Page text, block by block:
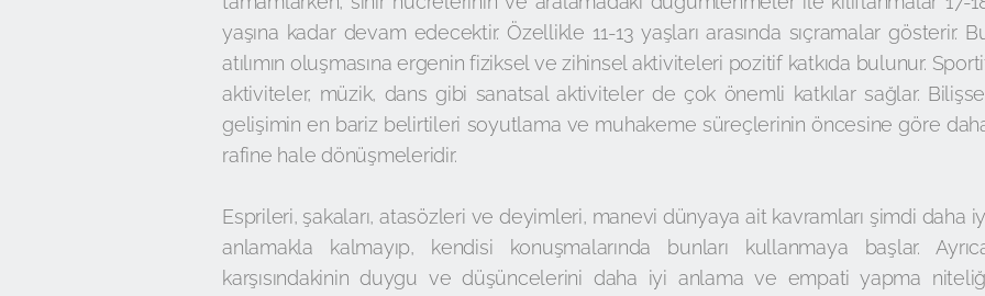
yaşına kadar devam edecektir. Özellikle 11-13 yaşları arasında sıçramalar gösterir.
atılımın oluşmasına ergenin fiziksel ve zihinsel aktiviteleri pozitif katkıda bulunur.
aktiviteler, müzik, dans gibi sanatsal aktiviteler de çok önemli katkılar sağlar. Bilişsel
gelişimin en bariz belirtileri soyutlama ve muhakeme süreçlerinin öncesine göre
rafine hale dönüşmeleridir.
Esprileri, şakaları, atasözleri ve deyimleri, manevi dünyaya ait kavramları şimdi daha
anlamakla kalmayıp, kendisi konuşmalarında bunları kullanmaya başlar.
karşısındakinin duygu ve düşüncelerini daha iyi anlama ve empati yapma